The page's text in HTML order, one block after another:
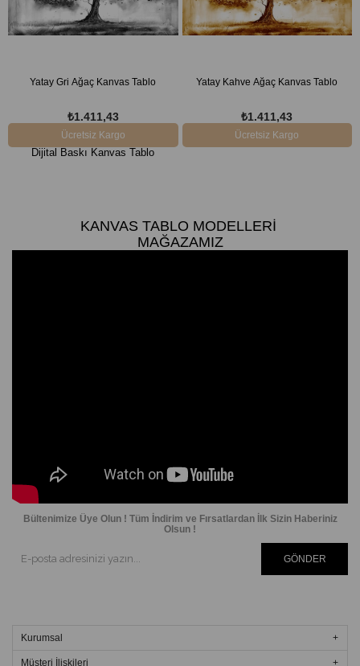
Yatay Gri Ağaç Kanvas Tablo
₺1.411,43
Ücretsiz Kargo
Dijital Baskı Kanvas Tablo
Yatay Kahve Ağaç Kanvas Tablo
₺1.411,43
Ücretsiz Kargo
KANVAS TABLO MODELLERI
MAĞAZAMIZ
Bültenimize Üye Olun ! Tüm İndirim ve Fırsatlardan İlk Sizin Haberiniz
Olsun !
GÖNDER
Kurumsal
Müşteri İlişkileri